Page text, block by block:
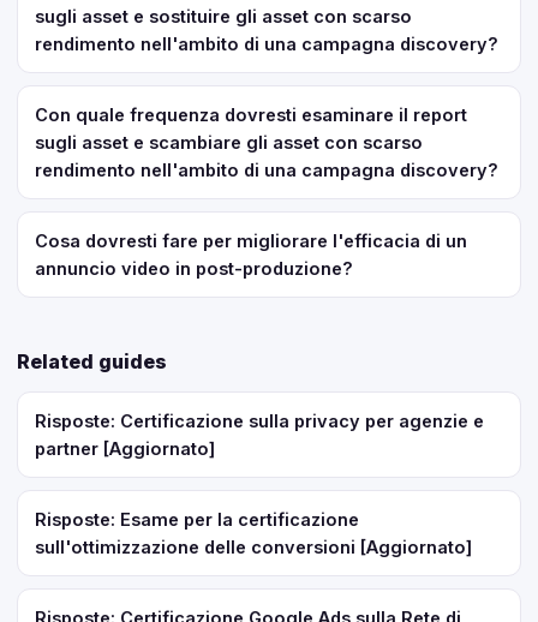
sugli asset e sostituire gli asset con scarso
rendimento nell'ambito di una campagna discovery?
Con quale frequenza dovresti esaminare il report
sugli asset e scambiare gli asset con scarso
rendimento nell'ambito di una campagna discovery?
Cosa dovresti fare per migliorare l'efficacia di un
annuncio video in post-produzione?
Related guides
Risposte: Certificazione sulla privacy per agenzie e
partner [Aggiornato]
Risposte: Esame per la certificazione
sull'ottimizzazione delle conversioni [Aggiornato]
Risposte: Certificazione Google Ads sulla Rete di